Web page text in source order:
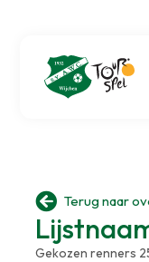
 Terug naar
Gekozen renners